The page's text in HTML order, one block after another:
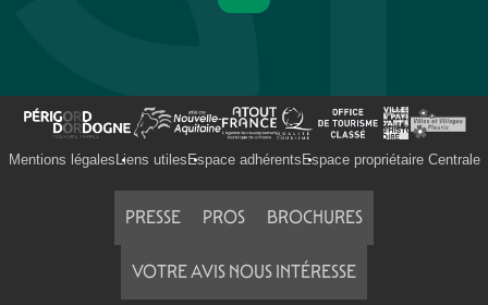
Mentions légales Liens utiles Espace adhérents Espace propriétaire Centrale
PRESSE PROS BROCHURES
VOTRE AVIS NOUS INTÉRESSE